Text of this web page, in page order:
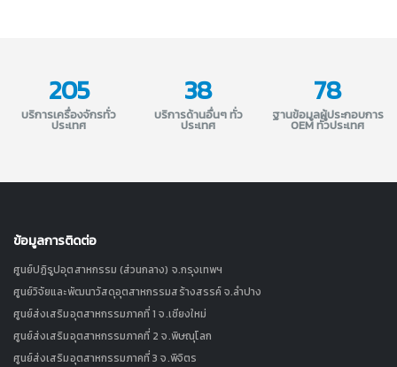
205
บริการเครื่องจักรทั่ว
ประเทศ
38
บริการด้านอื่นๆ ทั่ว
ประเทศ
78
ฐานข้อมูลผู้ประกอบการ
OEM ทั่วประเทศ
ข้อมูลการติดต่อ
ศูนย์ปฏิรูปอุตสาหกรรม (ส่วนกลาง) จ.กรุงเทพฯ
ศูนย์วิจัยและพัฒนาวัสดุอุตสาหกรรมสร้างสรรค์ จ.ลำปาง
ศูนย์ส่งเสริมอุตสาหกรรมภาคที่ 1 จ.เชียงใหม่
ศูนย์ส่งเสริมอุตสาหกรรมภาคที่ 2 จ.พิษณุโลก
ศูนย์ส่งเสริมอุตสาหกรรมภาคที่ 3 จ.พิจิตร